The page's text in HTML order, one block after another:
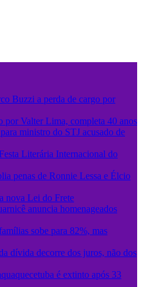
Buzzi a perda de cargo por
por Valter Lima, completa 40 anos
ministro do STJ acusado de
Literária Internacional do
penas de Ronnie Lessa e Élcio
nova Lei do Frete
anuncia homenageados
sobe para 82%, mas
dívida decorre dos juros, não dos
é extinto após 33